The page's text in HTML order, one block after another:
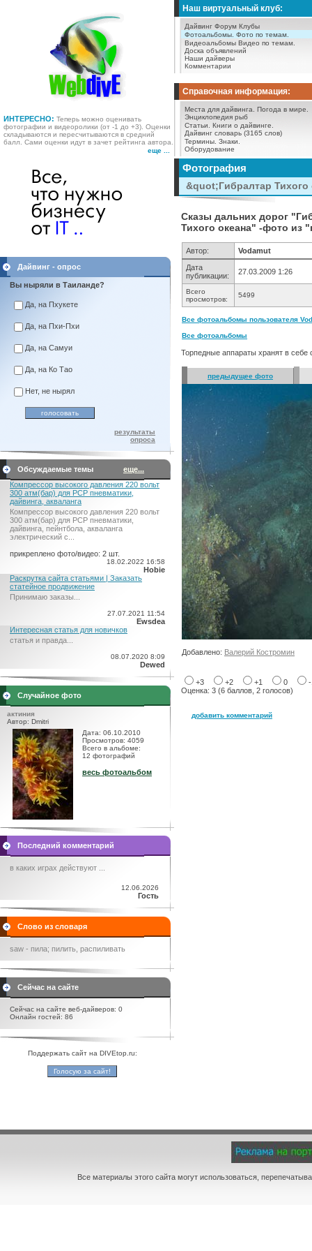
ИНТЕРЕСНО: Теперь можно оценивать
фотографии и видеоролики (от -1 до +3). Оценки
складываются и пересчитываются в средний
балл. Сами оценки идут в зачет рейтинга автора.
еще ...
Наш виртуальный клуб:
Дайвинг Форум Клубы
Фотоальбомы. Фото по темам.
Видеоальбомы Видео по темам.
Доска объявлений
Наши дайверы
Комментарии
Справочная информация:
Места для дайвинга.
Погода в мире.
Энциклопедия рыб
Статьи.
Книги о дайвинге.
Дайвинг словарь (3165 слов)
Термины. Знаки.
Оборудование
Дайвинг - опрос
Вы ныряли в Таиланде?
Да, на Пхукете
Да, на Пхи-Пхи
Да, на Самуи
Да, на Ко Тао
Нет, не нырял
результаты
опроса
Обсуждаемые темы
еще...
Компрессор высокого давления 220 вольт
300 атм(бар) для PCP пневматики,
дайвинга, акваланга
Компрессор высокого давления 220 вольт
300 атм(бар) для PCP пневматики,
дайвинга, пейнтбола, акваланга
электрический c...
прикреплено фото/видео: 2 шт.
18.02.2022 16:58
Hobie
Раскрутка сайта статьями | Заказать
статейное продвижение
Принимаю заказы...
27.07.2021 11:54
Ewsdea
Интересная статья для новичков
статья и правда...
08.07.2020 8:09
Dewed
Случайное фото
актиния
Автор: Dmitri
Дата: 06.10.2010
Просмотров: 4059
Всего в альбоме:
12 фотографий
весь фотоальбом
Последний комментарий
в каких играх действуют ...
12.06.2026
Гость
Слово из словаря
saw - пила; пилить, распиливать
Сейчас на сайте
Сейчас на сайте веб-дайверов: 0
Онлайн гостей: 86
Поддержать сайт на DIVEtop.ru:
Фотография
&quot;Гибралтар
Сказы дальних дорог
Тихого океана" -фото из
Автор:
Vodamut
Дата
публикации:
27.03.2009 1:26
Всего
просмотров:
5499
Все фотоальбомы пользователя
Все фотоальбомы
Торпедные аппараты хранят в себе
предыдущее фото
Добавлено: Валерий Костромин
+3 +2 +1 0
Оценка: 3 (6 баллов, 2 голосов)
добавить комментарий
Все материалы этого сайта могут использоваться,